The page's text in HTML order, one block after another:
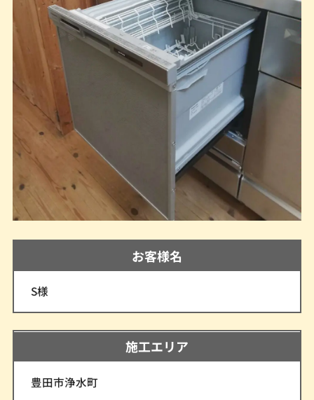
お客様名
S様
施工エリア
豊田市浄水町